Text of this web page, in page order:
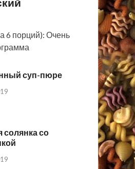
6 порций): Очень
суп-пюре
солянка со